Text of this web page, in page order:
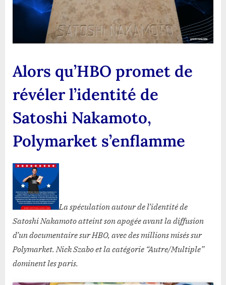
Satoshi
Nakamoto,
Polymarket
s’enflamme
Alors qu’HBO promet de
révéler l’identité de
Satoshi Nakamoto,
Polymarket s’enflamme
La spéculation autour de l’identité de
Satoshi Nakamoto atteint son apogée avant la diffusion
d’un documentaire sur HBO, avec des millions misés sur
Polymarket. Nick Szabo et la catégorie “Autre/Multiple”
dominent les paris.